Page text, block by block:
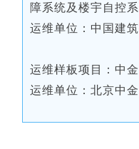
障系统及楼宇自控
运维单位：中国建
运维样板项目：中
运维单位：北京中